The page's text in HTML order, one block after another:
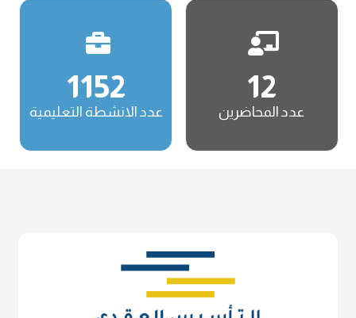
12
عدد المحاضرين
1152
عدد الانشطة التعليمية